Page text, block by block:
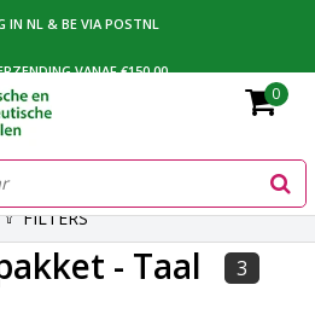
IN NL & BE VIA POSTNL
VANAF €150,00
BANCONTACT OF FACTUUR
0
FILTERS
- Taal 3